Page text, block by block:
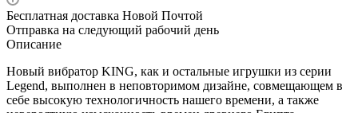
Бесплатная доставка Новой Почтой
Отправка на следующий рабочий день
Описание
Новый вибратор KING, как и остальные игрушки из серии
Legend, выполнен в неповторимом дизайне, совмещающем в
себе высокую технологичность нашего времени, а также